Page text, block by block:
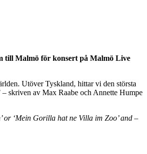
till Malmö för konsert på Malmö Live
Utöver Tyskland, hittar vi den största
skriven av Max Raabe och Annette Humpe
or ‘Mein Gorilla hat ne Villa im Zoo’ and –